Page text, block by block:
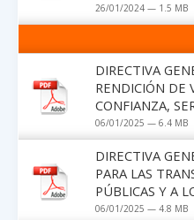
26/01/2024 — 1.5 MB
DIRECTIVA
RENDICIÓN DE
CONFIANZA,
06/01/2025 — 6.4 MB
DIRECTIVA
PARA LAS
PÚBLICAS Y A
06/01/2025 — 4.8 MB